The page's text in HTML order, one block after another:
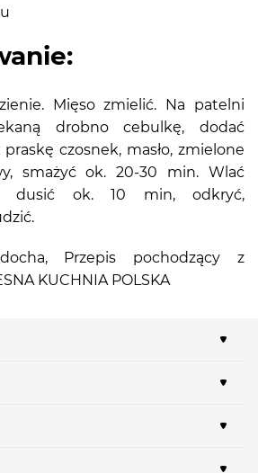
Mięso zmielić. Na patelni
drobno cebulkę, dodać
czosnek, masło, zmielone
smażyć ok. 20-30 min. Wlać
dusić ok. 10 min, odkryć,
Przepis pochodzący z
KUCHNIA POLSKA